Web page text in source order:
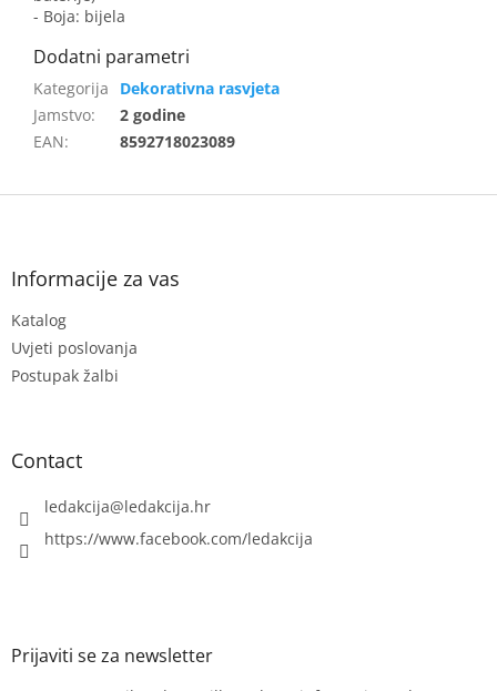
- Boja: bijela
Dekorativna rasvjeta
Jamstvo:
2 godine
EAN: 8592718023089
F
Informacije za vas
Katalog
Uvjeti poslovanja
Postupak žalbi
Contact
ledakcija@ledakcija.hr
https://www.facebook.com/ledakcija